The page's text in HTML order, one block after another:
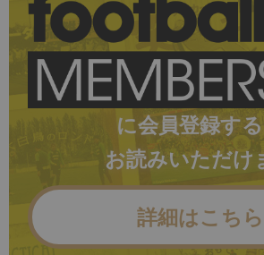
に会員登録す
お読みいただけ
詳細はこちら